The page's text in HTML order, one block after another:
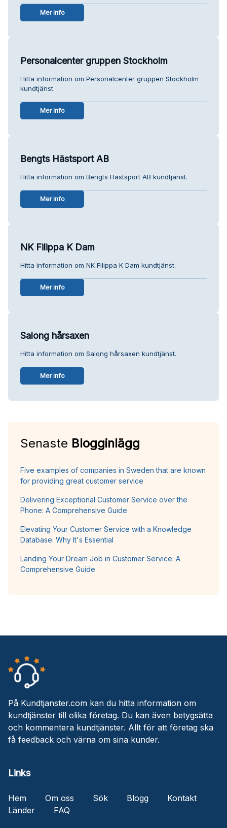
Mer info
Personalcenter gruppen Stockholm
Hitta information om Personalcenter gruppen Stockholm
kundtjänst.
Mer info
Bengts Hästsport AB
Hitta information om Bengts Hästsport AB kundtjänst.
Mer info
NK Filippa K Dam
Hitta information om NK Filippa K Dam kundtjänst.
Mer info
Salong hårsaxen
Hitta information om Salong hårsaxen kundtjänst.
Mer info
Senaste Blogginlägg
Five examples of companies in Sweden that are known
for providing great customer service
Delivering Exceptional Customer Service over the
Phone: A Comprehensive Guide
Elevating Your Customer Service with a Knowledge
Database: Why It's Essential
Landing Your Dream Job in Customer Service: A
Comprehensive Guide
På Kundtjanster.com kan du hitta information om
kundtjänster till olika företag. Du kan även betygsätta
och kommentera kundtjänster. Allt för att företag ska
få feedback och värna om sina kunder.
Links
Hem Om oss Sök Blogg
Kontakt
Länder
FAQ